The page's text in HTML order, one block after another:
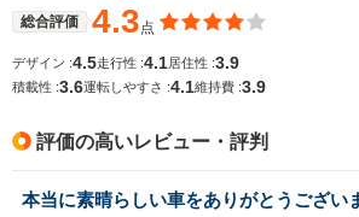
総合評価 4.3点
デザイン :4.5走行性 :4.1居住性 :3.9
積載性 :3.6運転しやすさ :4.1維持費 :3.9
評価の高いレビュー・評判
本当に素晴らしい車をありがとうござい